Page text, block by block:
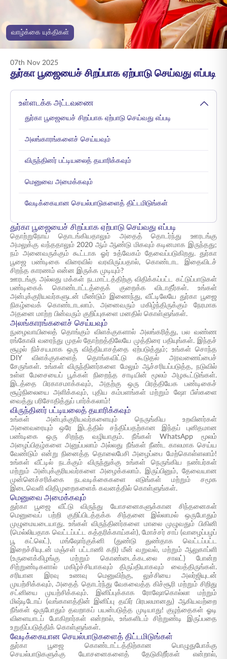
ஆன்லைனில் வாங்குங்கள் பிரீமியம் செலுத்துங்கள்
வாழ்க்கை யுக்திகள்
07th Nov 2025
துர்கா பூஜையைச் சிறப்பாக ஏற்பாடு செய்வது எப்படி
உள்ளடக்க அட்டவணை
துர்கா பூஜையைச் சிறப்பாக ஏற்பாடு செய்வது எப்படி
அலங்காரங்களைச் செய்யவும்
விருந்தினர் பட்டியலைத் தயாரிக்கவும்
மெனுவை அமைக்கவும்
வேடிக்கையான செயல்பாடுகளைத் திட்டமிடுங்கள்
துர்கா பூஜையைச் சிறப்பாக ஏற்பாடு செய்வது எப்படி
தொற்றுநோய் தொடங்கியதாலும் அதைத் தொடர்ந்து ஊரடங்கு
அமலுக்கு வந்ததாலும் 2020 ஆம் ஆண்டு மிகவும் கடினமாக இருந்தது;
நம் அனைவருக்கும் கூட்டாக ஓர் உத்வேகம் தேவைப்படுகிறது. துர்கா
பூஜை பண்டிகை விரைவில் வரவிருப்பதால், கொண்டாட இதைவிடச்
சிறந்த காரணம் என்ன இருக்க முடியும்?
ஊரடங்கு அல்லது மக்கள் நடமாட்டத்திற்கு விதிக்கப்பட்ட கட்டுப்பாடுகள்
பண்டிகைக் கொண்டாட்டத்தைக் குறைக்க விடாதீர்கள். உங்கள்
அன்புக்குரியவர்களுடன் மீண்டும் இணைந்து, வீட்டிலேயே துர்கா பூஜை
நிகழ்வைக் கொண்டாடலாம். அனைவரும் மகிழ்ந்திருக்கும் நேரமாக
அதனை மாற்ற பின்வரும் குறிப்புகளை மனதில் கொள்ளுங்கள்.
அலங்காரங்களைச் செய்யவும்
நுழைவாயிலைத் தொங்கும் விளக்குகளால் அலங்கரித்து, பல வண்ண
ரங்கோலி வரைந்து முதல் தோற்றத்திலேயே முத்திரை பதியுங்கள். இந்தச்
சூழல் நிச்சயமாக ஒரு வித்தியாசத்தை ஏற்படுத்தும்; உங்கள் சொந்த
DIY விளக்குகளைத் தொங்கவிட்டு கூடுதல் அரவணைப்பைச்
சேருங்கள். உங்கள் விருந்தினர்களை மேலும் ஆச்சரியப்படுத்த, நடுவில்
உள்ள மேசையைப் பூக்கள் நிறைந்த சாடியின் மூலம் அழகூட்டுங்கள்.
இடத்தை பிரகாசமாக்கவும், அதற்கு ஒரு பிரத்தியேக பண்டிகைச்
சூழ்நிலையை அளிக்கவும், புதிய கம்பளங்கள் மற்றும் ஷோ பீஸ்களை
வைத்து பரிசோதித்துப் பார்க்கலாம்!
விருந்தினர் பட்டியலைத் தயாரிக்கவும்
உங்கள் அன்புக்குரியவர்களையும் நெருங்கிய உறவினர்கள்
அனைவரையும் ஒரே இடத்தில் சந்திப்பதற்கான இந்தப் புனிதமான
பண்டிகை ஒரு சிறந்த வழியாகும். நீங்கள் WhatsApp மூலம்
அழைப்பிதழ்களை அனுப்பலாம் அல்லது நீங்கள் நீண்ட காலமாக செய்ய
வேண்டும் என்று நினைத்த தொலைபேசி அழைப்பை மேற்கொள்ளலாம்!
உங்கள் வீட்டில் நடக்கும் விருந்துக்கு உங்கள் நெருங்கிய நண்பர்கள்
மற்றும் அன்புக்குரியவர்களை அழைக்கலாம். இருப்பினும், தேவையான
முன்னெச்சரிக்கை நடவடிக்கைகளை எடுங்கள் மற்றும் சமூக
இடைவெளி விதிமுறைகளைக் கவனத்தில் கொள்ளுங்கள்.
மெனுவை அமைக்கவும்
துர்கா பூஜை வீட்டு விருந்து யோசனைகளுக்கான சிந்தனைகள்
மெனுவைப் பற்றி குறிப்பிடத்தக்க சிந்தனை இல்லாமல் ஒருபோதும்
முழுமையடையாது. உங்கள் விருந்தினர்களை மாலை முழுவதும் பிகினி
(மெல்லியதாக வெட்டப்பட்ட கத்தரிக்காய்கள்), மோச்சர் சாப் (வாழைப்பழப்
பூ கட்லெட்), மங்ஷோர்குக்னி (துண்டு துண்தாக வெட்டப்பட்ட
இறைச்சியுடன் மஞ்சள் பட்டாணி கறி) மீன் வறுவல், மற்றும் ஆலுகாப்ளி
(உருளைக்கிழங்கு மற்றும் கொண்டைக்கடலை சாலட்) போன்ற
சிற்றுண்டிகளால் மகிழ்ச்சியாகவும் திருப்தியாகவும் வைத்திருங்கள்.
சரியான இரவு உணவு மெனுவிற்கு, லுச்சியை அலர்ஜியுடன்
முயற்சிக்கவும், அதைத் தொடர்ந்து வேகவைத்த கிச்சூரி மற்றும் சிறிது
சட்னியை முயற்சிக்கவும். இனிப்புக்காக ரோஷோகொல்லா மற்றும்
மிஷ்டிடோய் (வங்காளத்தின் இனிப்பு தயிர் பிரபலமானது) ஆகியவற்றை
நீங்கள் ஒருபோதும் தவறாகப் பயன்படுத்த முடியாது! குழந்தைகள் ஓடி
விளையாடப் போகிறார்கள் என்றால், உங்களிடம் சிற்றுண்டி இருப்பதை
உறுதிப்படுத்திக் கொள்ளுங்கள்.
வேடிக்கையான செயல்பாடுகளைத் திட்டமிடுங்கள்
துர்கா பூஜை கொண்டாட்டத்திற்கான பொழுதுபோக்கு
செயல்பாடுகளுக்கு யோசனைகளைத் தேடுகிறீர்கள் என்றால்,